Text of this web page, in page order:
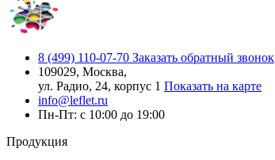
8 (499) 110-07-70 Заказать обратный звонок
109029, Москва,
ул. Радио, 24, корпус 1 Показать на карте
info@leflet.ru
Пн-Пт: с 10:00 до 19:00
Продукция